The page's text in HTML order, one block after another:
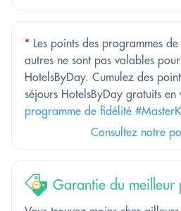
* Les points des programmes
autres ne sont pas valables
HotelsByDay. Cumulez des
séjours HotelsByDay gratuits
programme de fidélité
Consultez notre
Garantie du meilleur